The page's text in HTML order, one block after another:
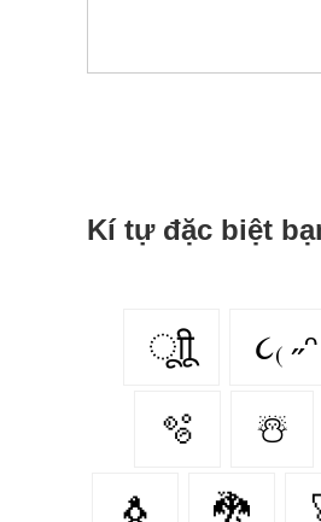
Kí tự đặc biệt
ूाीू ૮₍
🫧 ☃️
🐧 🐉